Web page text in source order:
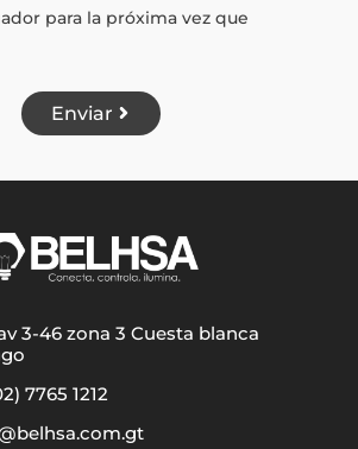
para la próxima vez que
Enviar
3-46 zona 3 Cuesta blanca
7765 1212